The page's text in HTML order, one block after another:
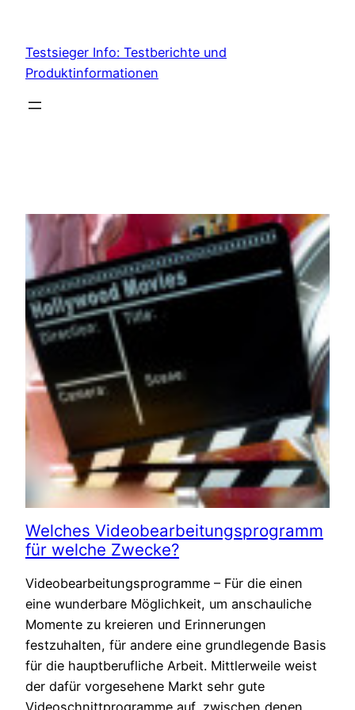
content
Testsieger Info: Testberichte und
Produktinformationen
Welches Videobearbeitungsprogramm
für welche Zwecke?
Videobearbeitungsprogramme – Für die einen
eine wunderbare Möglichkeit, um anschauliche
Momente zu kreieren und Erinnerungen
festzuhalten, für andere eine grundlegende Basis
für die hauptberufliche Arbeit. Mittlerweile weist
der dafür vorgesehene Markt sehr gute